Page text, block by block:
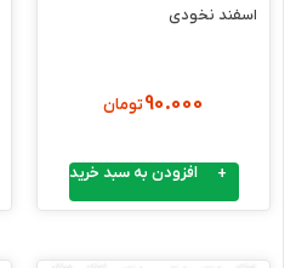
اسفند نخودی
90.000تومان
افزودن به سبد خرید